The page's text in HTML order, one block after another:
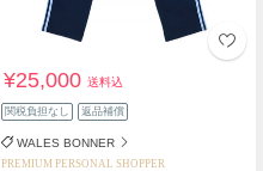
¥25,000送料込
関税負担なし 返品補償
WALES BONNER
PREMIUM PERSONAL SHOPPER